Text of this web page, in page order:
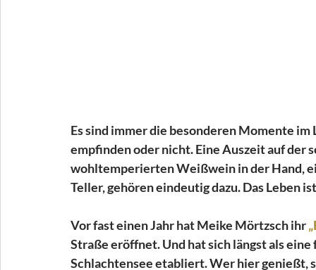
Es sind immer die besonderen Momente
empfinden oder nicht. Eine Auszeit auf der
wohltemperierten Weißwein in der Hand,
Teller, gehören eindeutig dazu. Das Leben
Vor fast einen Jahr hat Meike Mörtzsch ihr
Straße eröffnet. Und hat sich längst als
Schlachtensee etabliert. Wer hier genießt,